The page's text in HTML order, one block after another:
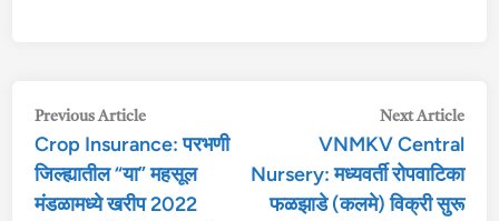
Post
navigation
Previous ArticlePrevious
article:
Crop Insurance: परभणी
जिल्ह्यातील “या” महसूल
मंडळामध्ये खरीप 2022
Next Article
VNMKV Central
Nursery: मध्यवर्ती रोपवाटिका
फळझाडे (कलमे) विक्री सुरू